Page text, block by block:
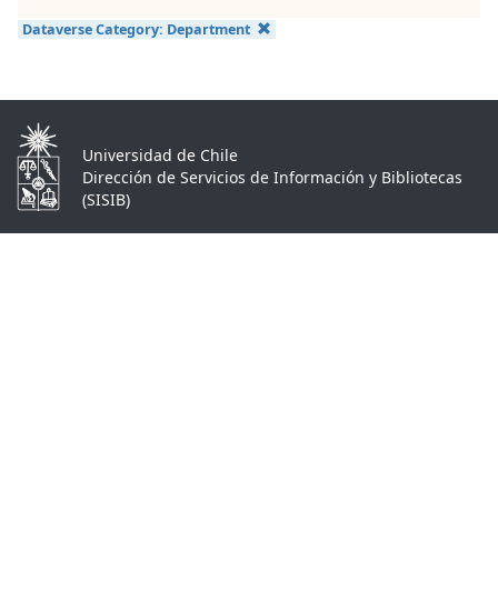
Dataverse Category: Department
Universidad de Chile
Dirección de Servicios de Información y Bibliotecas
(SISIB)